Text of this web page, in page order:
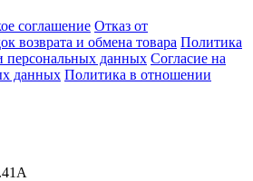
соглашение Отказ от
возврата и обмена товара Политика
персональных данных Согласие на
данных Политика в отношении